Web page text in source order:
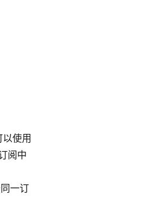
使用
阅中
一订